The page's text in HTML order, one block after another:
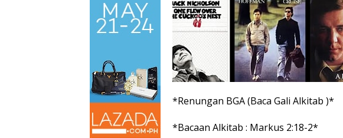
*Renungan BGA (Baca Gali Alkitab )*
*Bacaan Alkitab : Markus 2:18-2*